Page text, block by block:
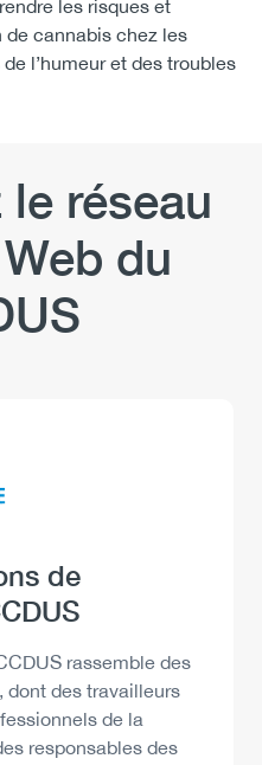
les risques et
cannabis chez les
l’humeur et des troubles
réseau
du
de
rassemble des
dont des travailleurs
de la
responsables des